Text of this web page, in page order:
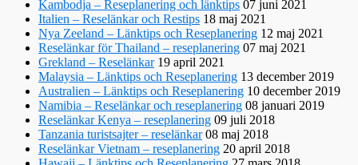
Kambodja – Reseplanering och länktips 07 juni 2021
Italien – Reselänkar och Restips 18 maj 2021
Nya Zeeland – Länktips och Reseplanering 12 maj 2021
Reselänkar för Thailand – reseplanering 07 maj 2021
Grekland – Reselänkar19 april 2021
Malaysia – Länktips och Reseplanering 13 december 2019
Australien – Länktips och Reseplanering 10 december 2019
Namibia – Reselänkar och reseplanering 08 januari 2019
Reselänkar Kenya – reseplanering 09 juli 2018
Tanzania turistsajter – reselänkar08 maj 2018
Reselänkar Vietnam – reseplanering 20 april 2018